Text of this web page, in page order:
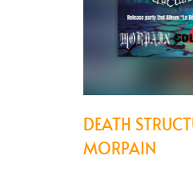
DEATH
MORPAIN